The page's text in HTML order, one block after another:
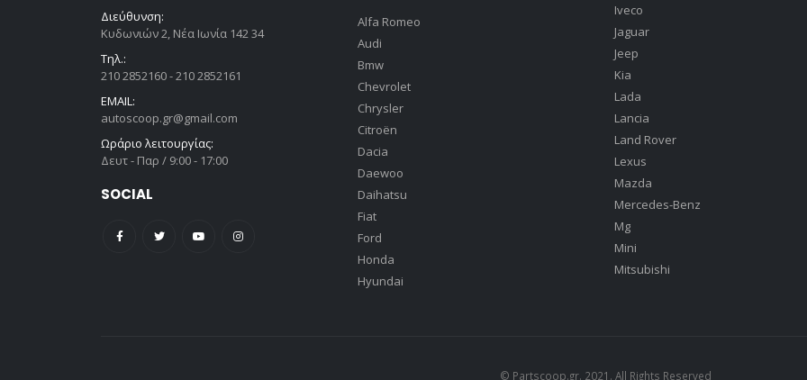
Διεύθυνση:
Κυδωνιών 2, Νέα Ιωνία 142 34
Τηλ.:
210 2852160 - 210 2852161
EMAIL:
autoscoop.gr@gmail.com
Ωράριο λειτουργίας:
Δευτ - Παρ / 9:00 - 17:00
SOCIAL
Alfa Romeo
Audi
Bmw
Chevrolet
Chrysler
Citroën
Dacia
Daewoo
Daihatsu
Fiat
Ford
Honda
Hyundai
Iveco
Jaguar
Jeep
Kia
Lada
Lancia
Land Rover
Lexus
Mazda
Mercedes-Benz
Mg
Mini
Mitsubishi
© Partscoop.gr. 2021. All Rights Reserved